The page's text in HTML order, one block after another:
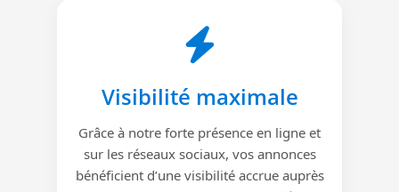
Visibilité maximale
Grâce à notre forte présence en ligne et
sur les réseaux sociaux, vos annonces
bénéficient d’une visibilité accrue auprès